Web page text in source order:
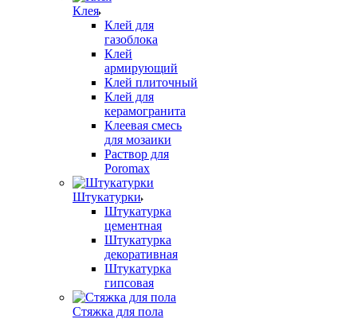
Клея
Клей для
газоблока
Клей
армирующий
Клей плиточный
Клей для
керамогранита
Клеевая смесь
для мозаики
Раствор для
Poromax
Штукатурки
Штукатурка
цементная
Штукатурка
декоративная
Штукатурка
гипсовая
Стяжка для пола